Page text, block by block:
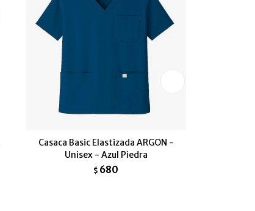
Casaca Basic Elastizada ARGON -
Unisex - Azul Piedra
$ 680